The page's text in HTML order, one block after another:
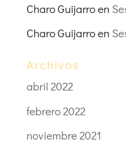
Charo Guijarroen
Charo Guijarroen
Archivos
abril 2022
febrero 2022
noviembre 2021